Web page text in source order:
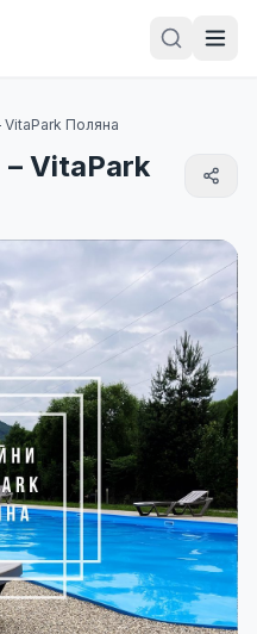
VitaPark Поляна
– VitaPark